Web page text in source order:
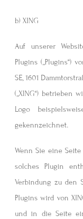
b) XING
Auf unserer
Plugins („Plugins“)
SE, 1601
(„XING“) betrieben
Logo
gekennzeichnet.
Wenn Sie eine
solches Plugin
Verbindung zu den
Plugins wird von
und in die Seite